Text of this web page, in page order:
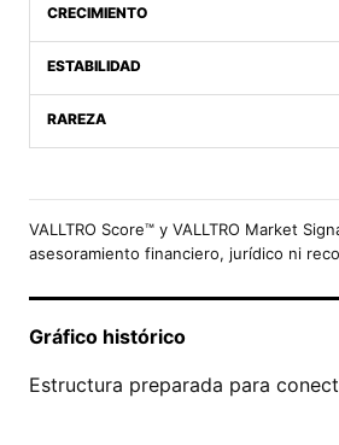
CRECIMIENTO
ESTABILIDAD
RAREZA
VALLTRO Score™ y VALLTRO Market
asesoramiento financiero, jurídico ni
Gráfico histórico
Estructura preparada para